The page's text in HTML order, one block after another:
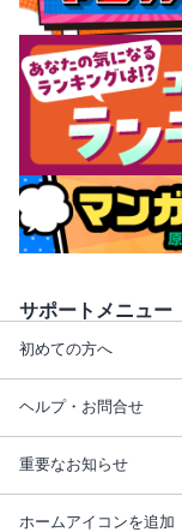
サポートメニュー
初めての方へ
ヘルプ・お問合せ
重要なお知らせ
ホームアイコンを追加